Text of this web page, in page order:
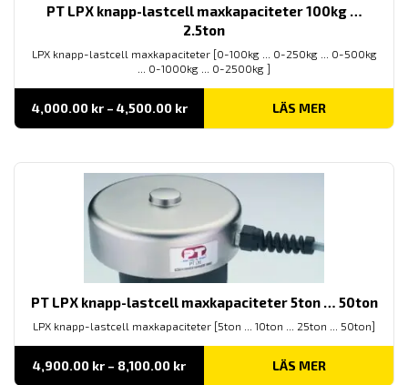
PT LPX knapp-lastcell maxkapaciteter 100kg …
2.5ton
LPX knapp-lastcell maxkapaciteter [0-100kg ... 0-250kg ... 0-500kg
... 0-1000kg ... 0-2500kg ]
4,000.00 kr – 4,500.00 krPrisintervall:
till
LÄS MER
PT LPX knapp-lastcell maxkapaciteter 5ton … 50ton
LPX knapp-lastcell maxkapaciteter [5ton ... 10ton ... 25ton ... 50ton]
4,900.00 kr – 8,100.00 krPrisintervall:
LÄS MER